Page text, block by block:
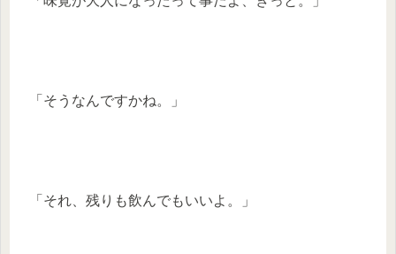
「そうなんですかね。」
「それ、残りも飲んでもいいよ。」